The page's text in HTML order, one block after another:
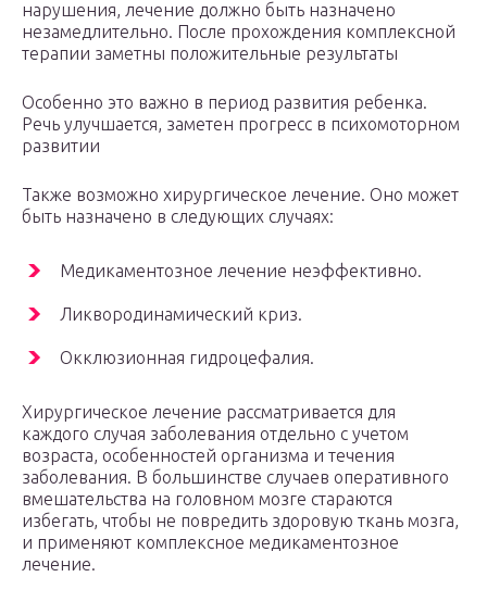
нарушения, лечение должно быть назначено
незамедлительно. После прохождения комплексной
терапии заметны положительные результаты
Особенно это важно в период развития ребенка.
Речь улучшается, заметен прогресс в психомоторном
развитии
Также возможно хирургическое лечение. Оно может
быть назначено в следующих случаях:
Медикаментозное лечение неэффективно.
Ликвородинамический криз.
Окклюзионная гидроцефалия.
Хирургическое лечение рассматривается для
каждого случая заболевания отдельно с учетом
возраста, особенностей организма и течения
заболевания. В большинстве случаев оперативного
вмешательства на головном мозге стараются
избегать, чтобы не повредить здоровую ткань мозга,
и применяют комплексное медикаментозное
лечение.